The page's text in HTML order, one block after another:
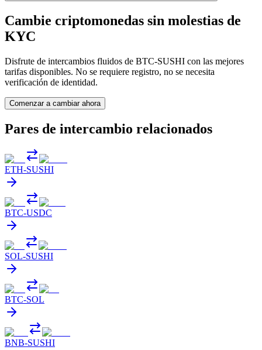
Cambie criptomonedas sin molestias de
KYC
Disfrute de intercambios fluidos de BTC-SUSHI con las mejores
tarifas disponibles. No se requiere registro, no se necesita
verificación de identidad.
Comenzar a cambiar ahora
Pares de intercambio relacionados
ETH-SUSHI
BTC-USDC
SOL-SUSHI
BTC-SOL
BNB-SUSHI